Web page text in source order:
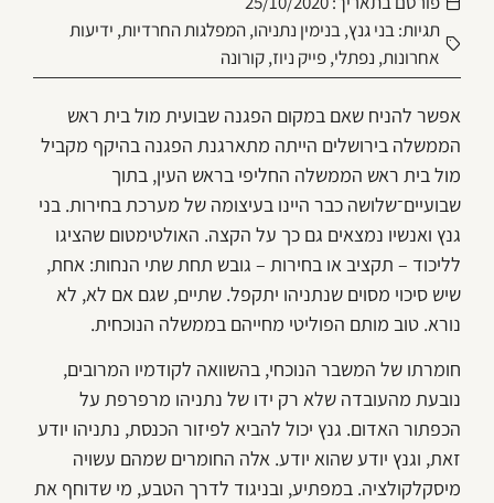
תגיות:בני גנץ,בנימין נתניהו,המפלגות החרדיות, ידיעות
אחרונות, נפתלי,פייק ניוז,קורונה
אפשר להניח שאם במקום הפגנה שבועית מול בית ראש
הממשלה בירושלים הייתה מתארגנת הפגנה בהיקף מקביל
מול בית ראש הממשלה החליפי בראש העין, בתוך
שבועיים־שלושה כבר היינו בעיצומה של מערכת בחירות. בני
גנץ ואנשיו נמצאים גם כך על הקצה. האולטימטום שהציגו
לליכוד – תקציב או בחירות – גובש תחת שתי הנחות: אחת,
שיש סיכוי מסוים שנתניהו יתקפל. שתיים, שגם אם לא, לא
נורא. טוב מותם הפוליטי מחייהם בממשלה הנוכחית.
חומרתו של המשבר הנוכחי, בהשוואה לקודמיו המרובים,
נובעת מהעובדה שלא רק ידו של נתניהו מרפרפת על
הכפתור האדום. גנץ יכול להביא לפיזור הכנסת, נתניהו יודע
זאת, וגנץ יודע שהוא יודע. אלה החומרים שמהם עשויה
מיסקלקולציה. במפתיע, ובניגוד לדרך הטבע, מי שדוחף את